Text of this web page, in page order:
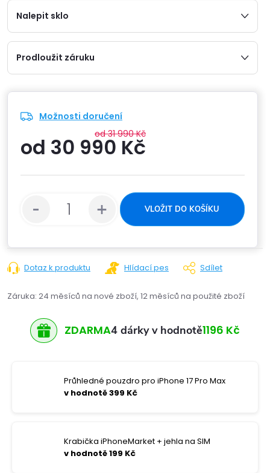
Nalepit sklo
Prodloužit záruku
Možnosti doručení
od 31 990 Kč
od 30 990 Kč
VLOŽIT DO KOŠÍKU
Dotaz k produktu Hlídací pes Sdílet
Záruka: 24 měsíců na nové zboží, 12 měsíců na použité zboží
ZDARMA4 dárky v hodnotě1196 Kč
Průhledné pouzdro pro iPhone 17 Pro Max
v hodnotě 399 Kč
Krabička iPhoneMarket + jehla na SIM
v hodnotě 199 Kč